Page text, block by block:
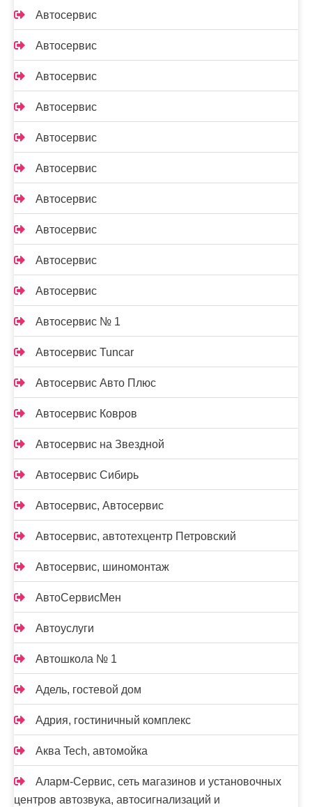
Автосервис
Автосервис
Автосервис
Автосервис
Автосервис
Автосервис
Автосервис
Автосервис
Автосервис
Автосервис
Автосервис № 1
Автосервис Tuncar
Автосервис Авто Плюс
Автосервис Ковров
Автосервис на Звездной
Автосервис Сибирь
Автосервис, Автосервис
Автосервис, автотехцентр Петровский
Автосервис, шиномонтаж
АвтоСервисМен
Автоуслуги
Автошкола № 1
Адель, гостевой дом
Адрия, гостиничный комплекс
Аква Tech, автомойка
Аларм-Сервис, сеть магазинов и установочных
центров автозвука, автосигнализаций и